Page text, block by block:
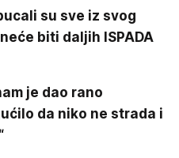
su sve iz svog
biti daljih ISPADA
je dao rano
da niko ne strada i